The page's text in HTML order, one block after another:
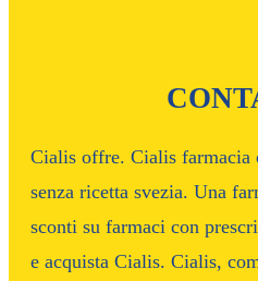
Cialis offre. Cialis farmacia
senza ricetta svezia. Una
sconti su farmaci con
e acquista Cialis. Cialis,